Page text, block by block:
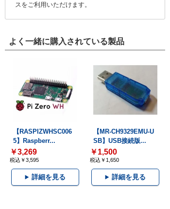
スをご利用いただけます。
よく一緒に購入されている製品
【RASPIZWHSC006
5】Raspberr...
￥3,269
税込￥3,595
詳細を見る
【MR-CH9329EMU-U
SB】USB接続版...
￥1,500
税込￥1,650
詳細を見る